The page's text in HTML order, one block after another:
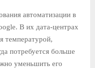
автоматизации в
В их дата-центрах
температурой,
потребуется больше
уменьшить его